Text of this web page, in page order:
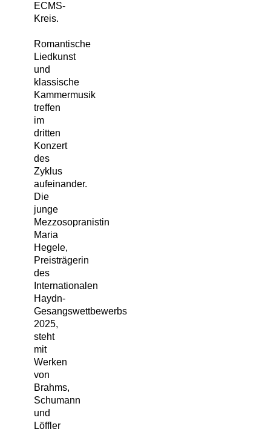
ECMS-
Kreis.
Romantische
Liedkunst
und
klassische
Kammermusik
treffen
im
dritten
Konzert
des
Zyklus
aufeinander.
Die
junge
Mezzosopranistin
Maria
Hegele,
Preisträgerin
des
Internationalen
Haydn-
Gesangswettbewerbs
2025,
steht
mit
Werken
von
Brahms,
Schumann
und
Löffler